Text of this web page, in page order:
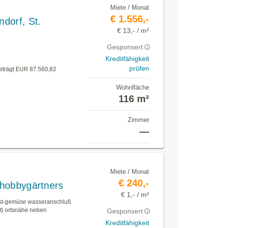
St.
EUR 87.560,82
Miete / Monat
€ 1.556,-
€ 13,- / m²
Gesponsert
Kreditfähigkeit
prüfen
Wohnfläche
116 m²
Zimmer
—
gemüse wasseranschluß
ortsnähe neben
Miete / Monat
€ 240,-
€ 1,- / m²
Gesponsert
Kreditfähigkeit